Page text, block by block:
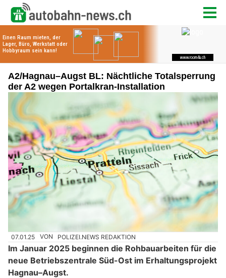
A2/Hagnau–Augst BL: Nächtliche Totalsperrung
der A2 wegen Portalkran-Installation
07.01.25 VON POLIZEI.NEWS REDAKTION
Im Januar 2025 beginnen die Rohbauarbeiten für die
neue Betriebszentrale Süd-Ost im Erhaltungsprojekt
Hagnau–Augst.